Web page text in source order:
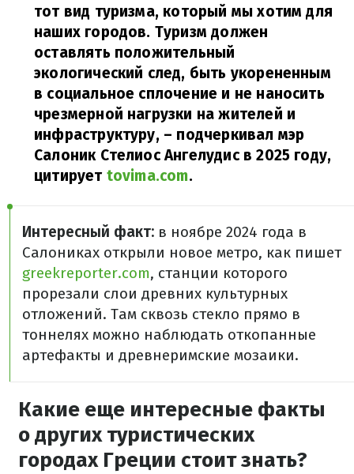
тот вид туризма, который мы хотим для
наших городов. Туризм должен
оставлять положительный
экологический след, быть укорененным
в социальное сплочение и не наносить
чрезмерной нагрузки на жителей и
инфраструктуру, – подчеркивал мэр
Салоник Стелиос Ангелудис в 2025 году,
цитирует tovima.com.
Интересный факт: в ноябре 2024 года в
Салониках открыли новое метро, как пишет
greekreporter.com, станции которого
прорезали слои древних культурных
отложений. Там сквозь стекло прямо в
тоннелях можно наблюдать откопанные
артефакты и древнеримские мозаики.
Какие еще интересные факты
о других туристических
городах Греции стоит знать?